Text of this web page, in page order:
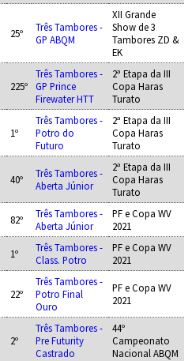
25º
Três Tambores -
GP ABQM
XII Grande
Show de 3
Tambores ZD &
EK
225º
Três Tambores -
GP Prince
Firewater HTT
2ª Etapa da III
Copa Haras
Turato
1º
Três Tambores -
Potro do
Futuro
2ª Etapa da III
Copa Haras
Turato
40º
Três Tambores -
Aberta Júnior
2ª Etapa da III
Copa Haras
Turato
82º
Três Tambores -
Aberta Júnior
PF e Copa WV
2021
1º
Três Tambores -
Class. Potro
PF e Copa WV
2021
22º
Três Tambores -
Potro Final
Ouro
PF e Copa WV
2021
2º
Três Tambores -
Pre Futurity
Castrado
44º
Campeonato
Nacional ABQM